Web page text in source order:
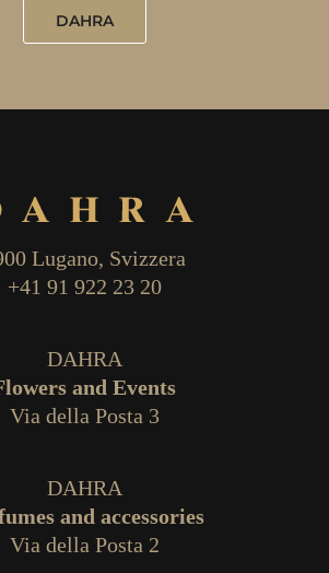
DAHRA
Lugano, Svizzera
+41 91 922 23 20
DAHRA
and Events
Via della Posta 3
DAHRA
and accessories
Via della Posta 2